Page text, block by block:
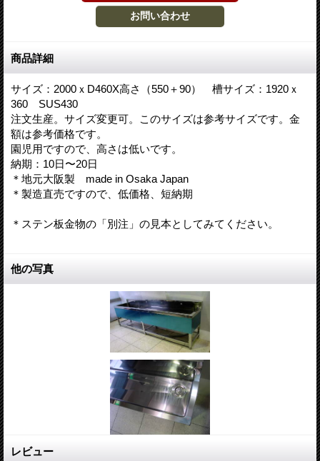
商品詳細
サイズ：2000ｘD460X高さ（550＋90） 槽サイズ：1920ｘ
360 SUS430
注文生産。サイズ変更可。このサイズは参考サイズです。金
額は参考価格です。
園児用ですので、高さは低いです。
納期：10日〜20日
＊地元大阪製 made in Osaka Japan
＊製造直売ですので、低価格、短納期
＊ステン板金物の「別注」の見本としてみてください。
他の写真
レビュー